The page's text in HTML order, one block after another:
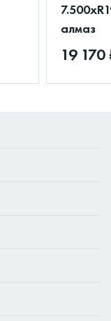
алмаз
19 170